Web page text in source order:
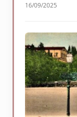
16/09/2025